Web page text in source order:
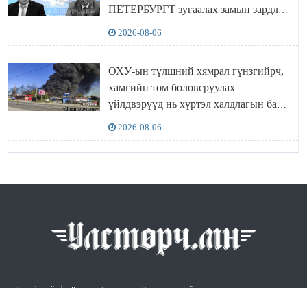
ПЕТЕРБУРГТ зугаалах замын зардлаа
2026-08-06
ОХУ-ын түлшний хямрал гүнзгийрч,
хамгийн том боловсруулах
үйлдвэрүүд нь хүртэл халдлагын бай
2026-08-06